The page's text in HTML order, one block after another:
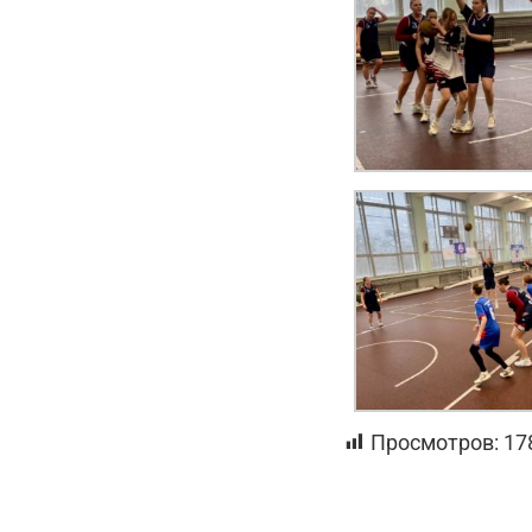
Просмотров: